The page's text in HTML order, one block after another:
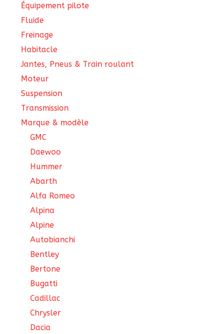
Équipement pilote
Fluide
Freinage
Habitacle
Jantes, Pneus & Train roulant
Moteur
Suspension
Transmission
Marque & modèle
GMC
Daewoo
Hummer
Abarth
Alfa Romeo
Alpina
Alpine
Autobianchi
Bentley
Bertone
Bugatti
Cadillac
Chrysler
Dacia